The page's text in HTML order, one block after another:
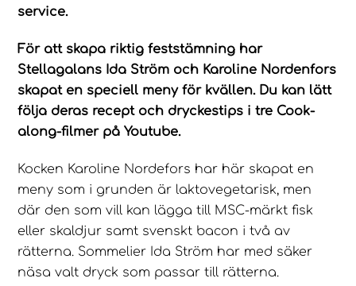
service.
För att skapa riktig feststämning har
Stellagalans Ida Ström och Karoline Nordenfors
skapat en speciell meny för kvällen. Du kan lätt
följa deras recept och dryckestips i tre Cook-
along-filmer på Youtube.
Kocken Karoline Nordefors har här skapat en
meny som i grunden är laktovegetarisk, men
där den som vill kan lägga till MSC-märkt fisk
eller skaldjur samt svenskt bacon i två av
rätterna. Sommelier Ida Ström har med säker
näsa valt dryck som passar till rätterna.